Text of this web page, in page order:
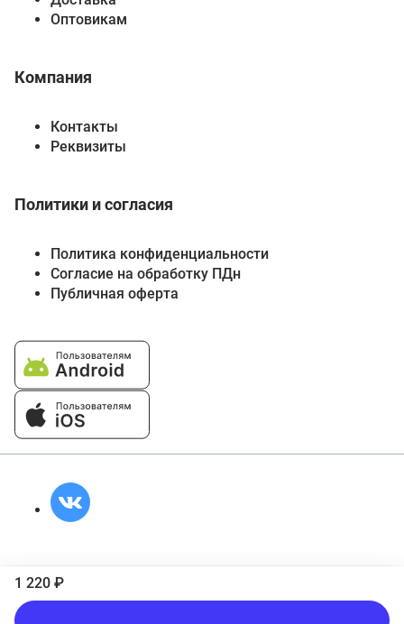
1 220 ₽
Оптовикам
Компания
Контакты
Реквизиты
Политики и согласия
Политика конфиденциальности
Согласие на обработку ПДн
Публичная оферта